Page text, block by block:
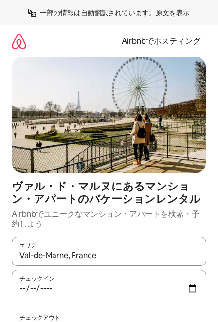
一部の情報は自動翻訳されています。 原文を表示
Airbnbでホスティング
ヴァル・ド・マルヌにあるマンショ
ン・アパートのバケーションレンタル
Airbnbでユニークなマンション・アパートを検索・予
約しよう
エリア
検索結果が表示されたら、上下の矢印キーを使って移動するか
チェックイン
チェックアウト